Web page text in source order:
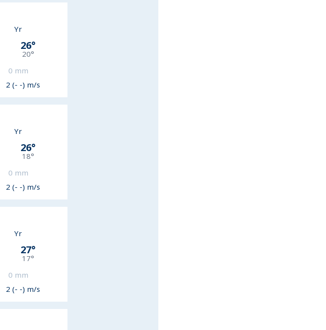
Yr
26°
20°
0 mm
2 (- -) m/s
Yr
26°
18°
0 mm
2 (- -) m/s
Yr
27°
17°
0 mm
2 (- -) m/s